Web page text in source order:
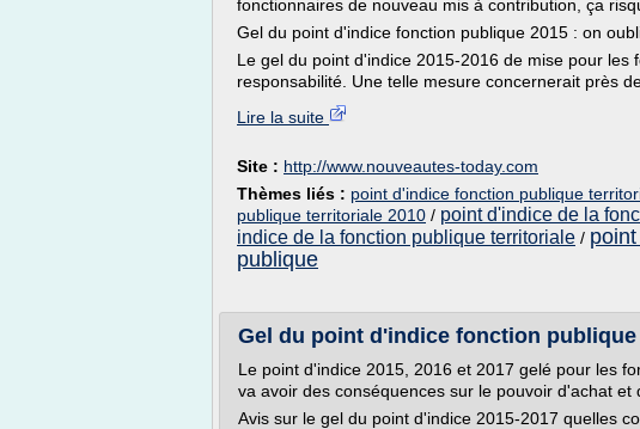
fonctionnaires de nouveau mis à contribution, ça
Gel du point d'indice fonction publique 2015 : on
Le gel du point d'indice 2015-2016 de mise pour
responsabilité. Une telle mesure concernerait près de
Lire la suite
Site : http://www.nouveautes-today.com
Thèmes liés : point d'indice fonction publique
publique territoriale 2010 / point d'indice de la
indice de la fonction publique territoriale /
publique
Gel du point d'indice fonction publique
Le point d'indice 2015, 2016 et 2017 gelé pour les
va avoir des conséquences sur le pouvoir d'achat et
Avis sur le gel du point d'indice 2015-2017 quelles